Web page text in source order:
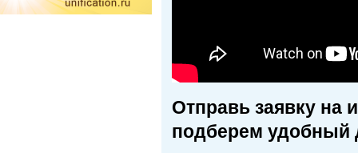
Отправь заявку на
подберем удобный